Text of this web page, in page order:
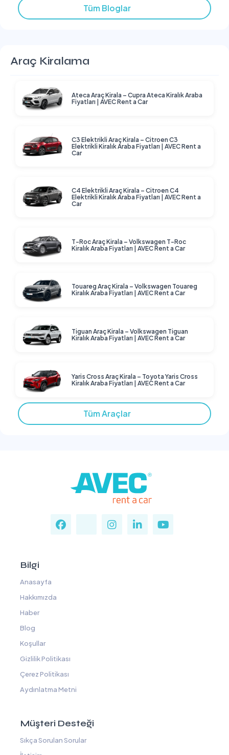
Tüm Bloglar
Araç Kiralama
Ateca Araç Kirala – Cupra Ateca Kiralık Araba
Fiyatları | AVEC Rent a Car
C3 Elektrikli Araç Kirala – Citroen C3
Elektrikli Kiralık Araba Fiyatları | AVEC Rent a
Car
C4 Elektrikli Araç Kirala – Citroen C4
Elektrikli Kiralık Araba Fiyatları | AVEC Rent a
Car
T-Roc Araç Kirala – Volkswagen T-Roc
Kiralık Araba Fiyatları | AVEC Rent a Car
Touareg Araç Kirala – Volkswagen Touareg
Kiralık Araba Fiyatları | AVEC Rent a Car
Tiguan Araç Kirala – Volkswagen Tiguan
Kiralık Araba Fiyatları | AVEC Rent a Car
Yaris Cross Araç Kirala – Toyota Yaris Cross
Kiralık Araba Fiyatları | AVEC Rent a Car
Tüm Araçlar
Bilgi
Anasayfa
Hakkımızda
Haber
Blog
Koşullar
Gizlilik Politikası
Çerez Politikası
Aydınlatma Metni
Müşteri Desteği
Sıkça Sorulan Sorular